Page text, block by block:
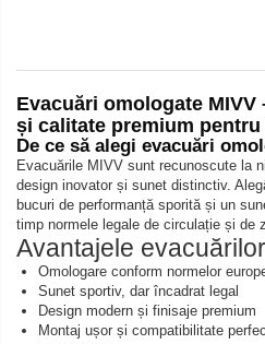
Evacuări omologate
și calitate premium
De ce să alegi evacuări
Evacuările MIVV sunt recunoscute la
design inovator și sunet distinctiv.
bucuri de performanță sporită și un
timp normele legale de circulație și de
Avantajele
Omologare conform normelor
Sunet sportiv, dar încadrat legal
Design modern și finisaje premium
Montaj ușor și compatibilitate